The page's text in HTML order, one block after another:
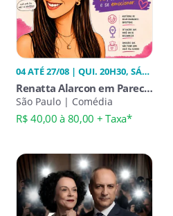
04 ATÉ 27/08 | QUI. 20H30, SÁB.
20H30
Renatta Alarcon em Parece
Mentira
São Paulo | Comédia
R$ 40,00 à 80,00 + Taxa*